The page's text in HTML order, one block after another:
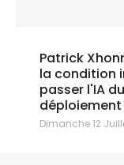
Patrick
la condition
passer l'IA
Dimanche 12